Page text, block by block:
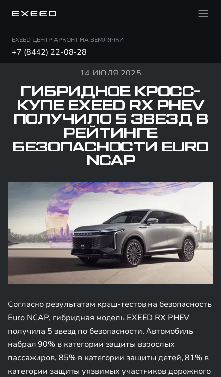
EXEED ЦЕНТР АРКОНТ НА ЗЕМЛЯЧКИ
+7 (8442) 22-08-28
14 ИЮЛЯ 2025
ГИБРИДНОЕ КРОСС-
КУПЕ EXEED RX PHEV
ПОЛУЧИЛО 5 ЗВЕЗД В
РЕЙТИНГЕ
БЕЗОПАСНОСТИ EURO
NCAP
Согласно результатам краш-тестов на безопасность
Euro NCAP, гибридная модель EXEED RX PHEV
получила 5 звезд по безопасности. Автомобиль
набрал 90% в категории защиты взрослых
пассажиров, 85% в категории защиты детей, 81% в
категории защиты уязвимых участников дорожного